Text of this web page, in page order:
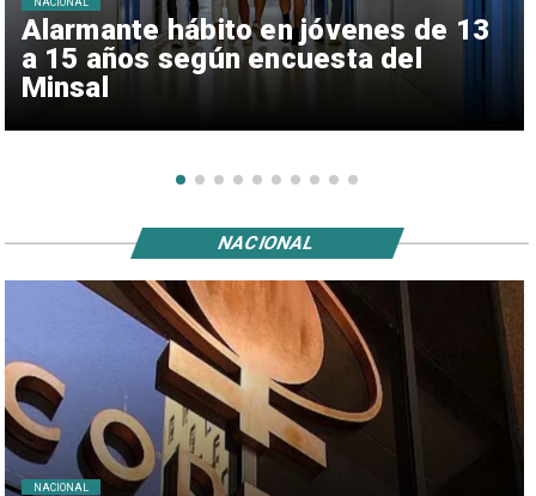
Alarmante hábito en jóvenes de 13
a 15 años según encuesta del
Minsal
NACIONAL
NACIONAL
NACIONAL